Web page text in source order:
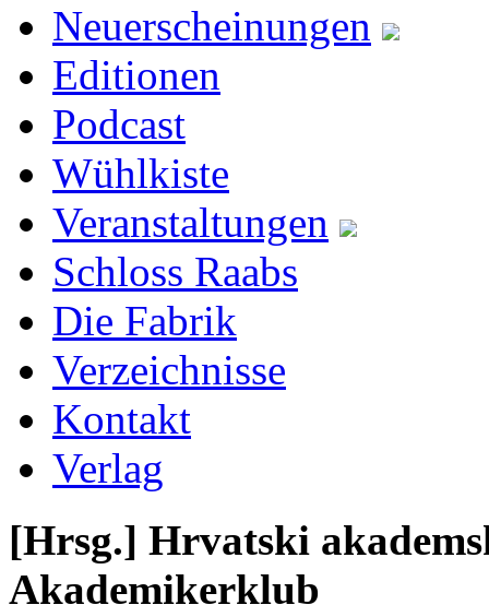
Neuerscheinungen
Editionen
Podcast
Wühlkiste
Veranstaltungen
Schloss Raabs
Die Fabrik
Verzeichnisse
Kontakt
Verlag
[Hrsg.] Hrvatski
Akademikerklub